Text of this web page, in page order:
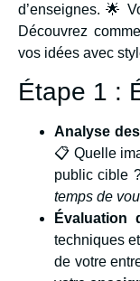
d’enseignes. 🌟
Découvrez
vos idées avec
Étape 1 :
Analyse
📋 Quelle
public cible
temps de
Évaluation
techniques
de votre